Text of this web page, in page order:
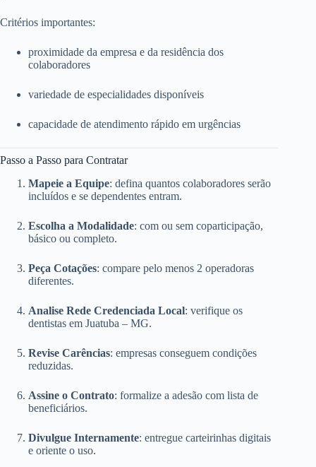
Critérios importantes:
proximidade da empresa e da residência dos
colaboradores
variedade de especialidades disponíveis
capacidade de atendimento rápido em urgências
Passo a Passo para Contratar
Mapeie a Equipe: defina quantos colaboradores serão
incluídos e se dependentes entram.
Escolha a Modalidade: com ou sem coparticipação,
básico ou completo.
Peça Cotações: compare pelo menos 2 operadoras
diferentes.
Analise Rede Credenciada Local: verifique os
dentistas em Juatuba – MG.
Revise Carências: empresas conseguem condições
reduzidas.
Assine o Contrato: formalize a adesão com lista de
beneficiários.
Divulgue Internamente: entregue carteirinhas digitais
e oriente o uso.